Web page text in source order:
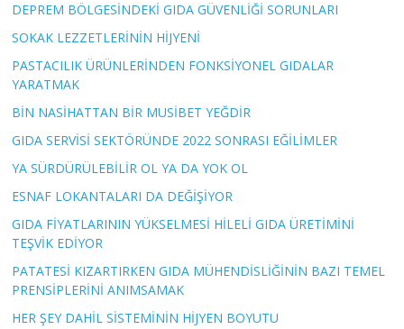
DEPREM BÖLGESİNDEKİ GIDA GÜVENLİĞİ SORUNLARI
SOKAK LEZZETLERİNİN HİJYENİ
PASTACILIK ÜRÜNLERİNDEN FONKSİYONEL GIDALAR
YARATMAK
BİN NASİHATTAN BİR MUSİBET YEĞDİR
GIDA SERVİSİ SEKTÖRÜNDE 2022 SONRASI EĞİLİMLER
YA SÜRDÜRÜLEBİLİR OL YA DA YOK OL
ESNAF LOKANTALARI DA DEĞİŞİYOR
GIDA FİYATLARININ YÜKSELMESİ HİLELİ GIDA ÜRETİMİNİ
TEŞVİK EDİYOR
PATATESİ KIZARTIRKEN GIDA MÜHENDİSLİĞİNİN BAZI TEMEL
PRENSİPLERİNİ ANIMSAMAK
HER ŞEY DAHİL SİSTEMİNİN HİJYEN BOYUTU